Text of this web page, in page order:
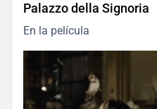
Palazzo della Signoria
En la película